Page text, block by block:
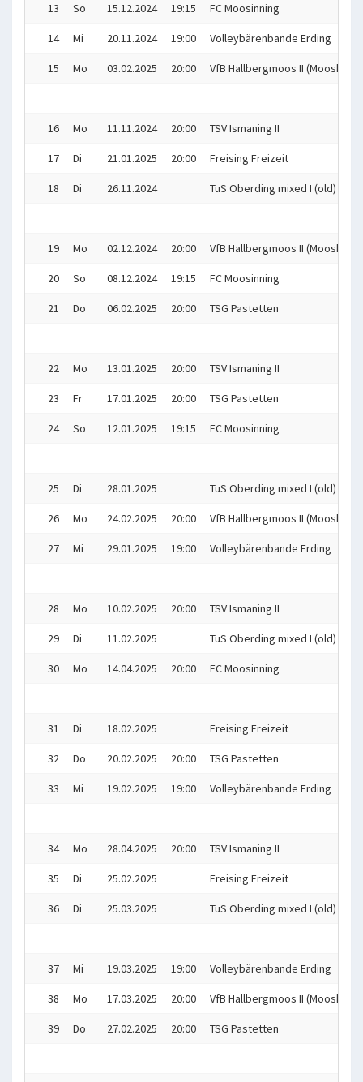
13 So 15.12.2024 19:15 FC Moosinning
14 Mi 20.11.2024 19:00 Volleybärenbande Erding
15 Mo 03.02.2025 20:00 VfB Hallbergmoos II (Mooskitos)
16 Mo 11.11.2024 20:00 TSV Ismaning II
17 Di 21.01.2025 20:00 Freising Freizeit
18 Di 26.11.2024 TuS Oberding mixed I (old)
19 Mo 02.12.2024 20:00 VfB Hallbergmoos II (Mooskitos)
20 So 08.12.2024 19:15 FC Moosinning
21 Do 06.02.2025 20:00 TSG Pastetten
22 Mo 13.01.2025 20:00 TSV Ismaning II
23 Fr 17.01.2025 20:00 TSG Pastetten
24 So 12.01.2025 19:15 FC Moosinning
25 Di 28.01.2025 TuS Oberding mixed I (old)
26 Mo 24.02.2025 20:00 VfB Hallbergmoos II (Mooskitos)
27 Mi 29.01.2025 19:00 Volleybärenbande Erding
28 Mo 10.02.2025 20:00 TSV Ismaning II
29 Di 11.02.2025 TuS Oberding mixed I (old)
30 Mo 14.04.2025 20:00 FC Moosinning
31 Di 18.02.2025 Freising Freizeit
32 Do 20.02.2025 20:00 TSG Pastetten
33 Mi 19.02.2025 19:00 Volleybärenbande Erding
34 Mo 28.04.2025 20:00 TSV Ismaning II
35 Di 25.02.2025 Freising Freizeit
36 Di 25.03.2025 TuS Oberding mixed I (old)
37 Mi 19.03.2025 19:00 Volleybärenbande Erding
38 Mo 17.03.2025 20:00 VfB Hallbergmoos II (Mooskitos)
39 Do 27.02.2025 20:00 TSG Pastetten